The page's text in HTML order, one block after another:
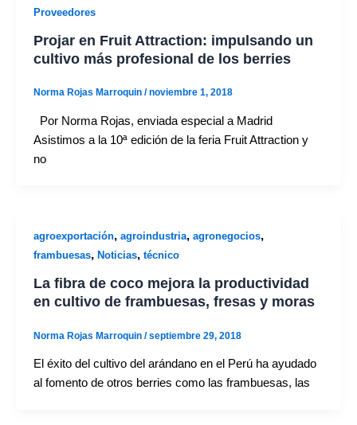
Proveedores
Projar en Fruit Attraction: impulsando un
cultivo más profesional de los berries
Norma Rojas Marroquin /noviembre 1, 2018
Por Norma Rojas, enviada especial a Madrid
Asistimos a la 10ª edición de la feria Fruit Attraction y
no
agroexportación, agroindustria, agronegocios,
frambuesas, Noticias, técnico
La fibra de coco mejora la productividad
en cultivo de frambuesas, fresas y moras
Norma Rojas Marroquin /septiembre 29, 2018
El éxito del cultivo del arándano en el Perú ha ayudado
al fomento de otros berries como las frambuesas, las